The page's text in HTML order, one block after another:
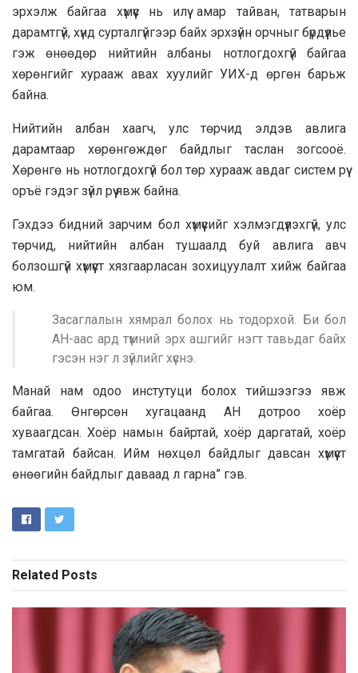
эрхэлж байгаа хүмүүс нь илүү амар тайван, татварын
дарамтгүй, хүнд сурталгүйгээр байх эрхзүйн орчныг бүрдүүлье
гэж өнөөдөр нийтийн албаны нотлогдохгүй байгаа
хөрөнгийг хурааж авах хуулийг УИХ-д өргөн барьж
байна.
Нийтийн албан хаагч, улс төрчид элдэв авлига
дарамтаар хөрөнгөждөг байдлыг таслан зогсооё.
Хөрөнгө нь нотлогдохгүй бол төр хурааж авдаг систем рүү
оръё гэдэг зүйл рүү явж байна.
Гэхдээ бидний зарчим бол хүмүүсийг хэлмэгдүүлэхгүй, улс
төрчид, нийтийн албан тушаалд буй авлига авч
болзошгүй хүмүүст хязгаарласан зохицуулалт хийж байгаа
юм.
Засаглалын хямрал болох нь тодорхой. Би бол
АН-аас ард түмний эрх ашгийг нэгт тавьдаг байх
гэсэн нэг л зүйлийг хүснэ.
Манай нам одоо инстутуци болох тийшээгээ явж
байгаа. Өнгөрсөн хугацаанд АН дотроо хоёр
хуваагдсан. Хоёр намын байртай, хоёр даргатай, хоёр
тамгатай байсан. Ийм нөхцөл байдлыг давсан хүмүүст
өнөөгийн байдлыг даваад л гарна” гэв.
Related Posts